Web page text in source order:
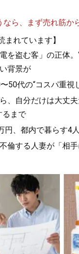
ら、まず売れ筋か
まれています】
を盗む客」の正体。
背景が
50代の“コスパ重視
、自分だけは大丈
るまで
、都内で暮らす4
倫する人妻が「相手